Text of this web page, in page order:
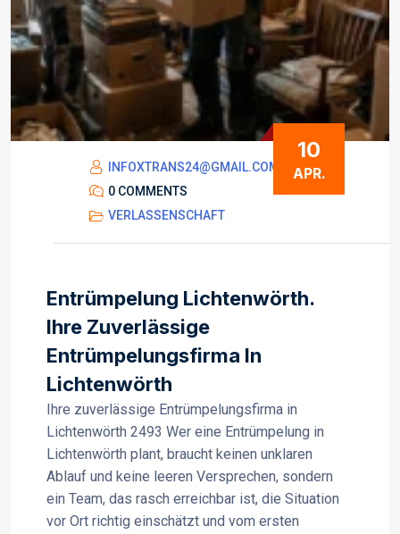
10
APR.
INFOXTRANS24@GMAIL.COM
0 COMMENTS
VERLASSENSCHAFT
Entrümpelung Lichtenwörth.
Ihre Zuverlässige
Entrümpelungsfirma In
Lichtenwörth
Ihre zuverlässige Entrümpelungsfirma in
Lichtenwörth 2493 Wer eine Entrümpelung in
Lichtenwörth plant, braucht keinen unklaren
Ablauf und keine leeren Versprechen, sondern
ein Team, das rasch erreichbar ist, die Situation
vor Ort richtig einschätzt und vom ersten